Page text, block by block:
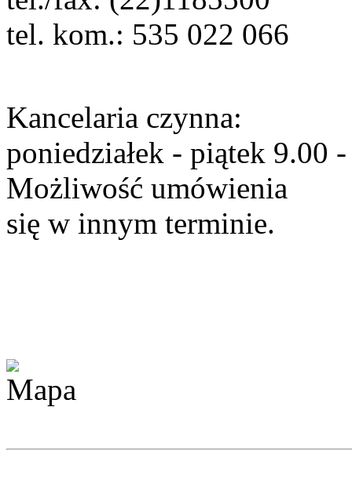
tel. kom.: 535 022 066
Kancelaria czynna:
poniedziałek - piątek 9.00
Możliwość umówienia
się w innym terminie.